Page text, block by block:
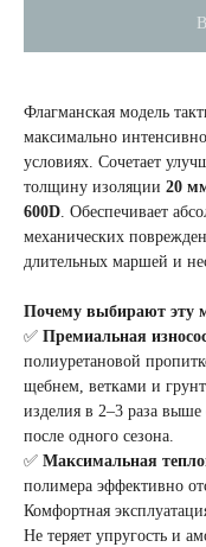
Флагманская модель
максимально
условиях. Сочетает
толщину изоляции 20
600D. Обеспечивает
механических
длительных маршей и
Почему выбирают эту
✅ Премиальная
полиуретановой
щебнем, ветками и
изделия в 2–3 раза выше
после одного сезона.
✅ Максимальная
полимера эффективно
Комфортная
Не теряет упругость и